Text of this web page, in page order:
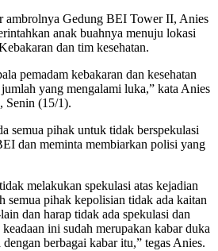
ambrolnya Gedung BEI Tower II, Anies
anak buahnya menuju lokasi
dan tim kesehatan.
pemadam kebakaran dan kesehatan
yang mengalami luka,” kata Anies
Senin (15/1).
semua pihak untuk tidak berspekulasi
dan meminta membiarkan polisi yang
melakukan spekulasi atas kejadian
semua pihak kepolisian tidak ada kaitan
dan harap tidak ada spekulasi dan
ini sudah merupakan kabar duka
berbagai kabar itu,” tegas Anies.